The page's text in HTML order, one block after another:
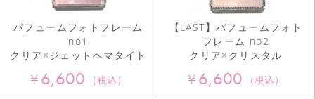
パフュームフォトフレーム
no1
クリア×ジェットヘマタイト
¥6,600 （税込）
【LAST】パフュームフォト
フレーム no2
クリア×クリスタル
¥6,600 （税込）